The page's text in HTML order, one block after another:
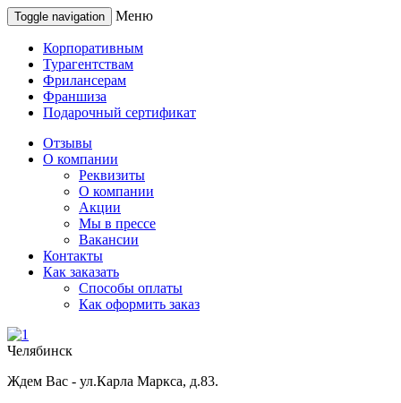
Toggle navigation Меню
Корпоративным
Турагентствам
Фрилансерам
Франшиза
Подарочный сертификат
Отзывы
О компании
Реквизиты
О компании
Акции
Мы в прессе
Вакансии
Контакты
Как заказать
Способы оплаты
Как оформить заказ
Челябинск
Ждем Вас - ул.Карла Маркса, д.83.